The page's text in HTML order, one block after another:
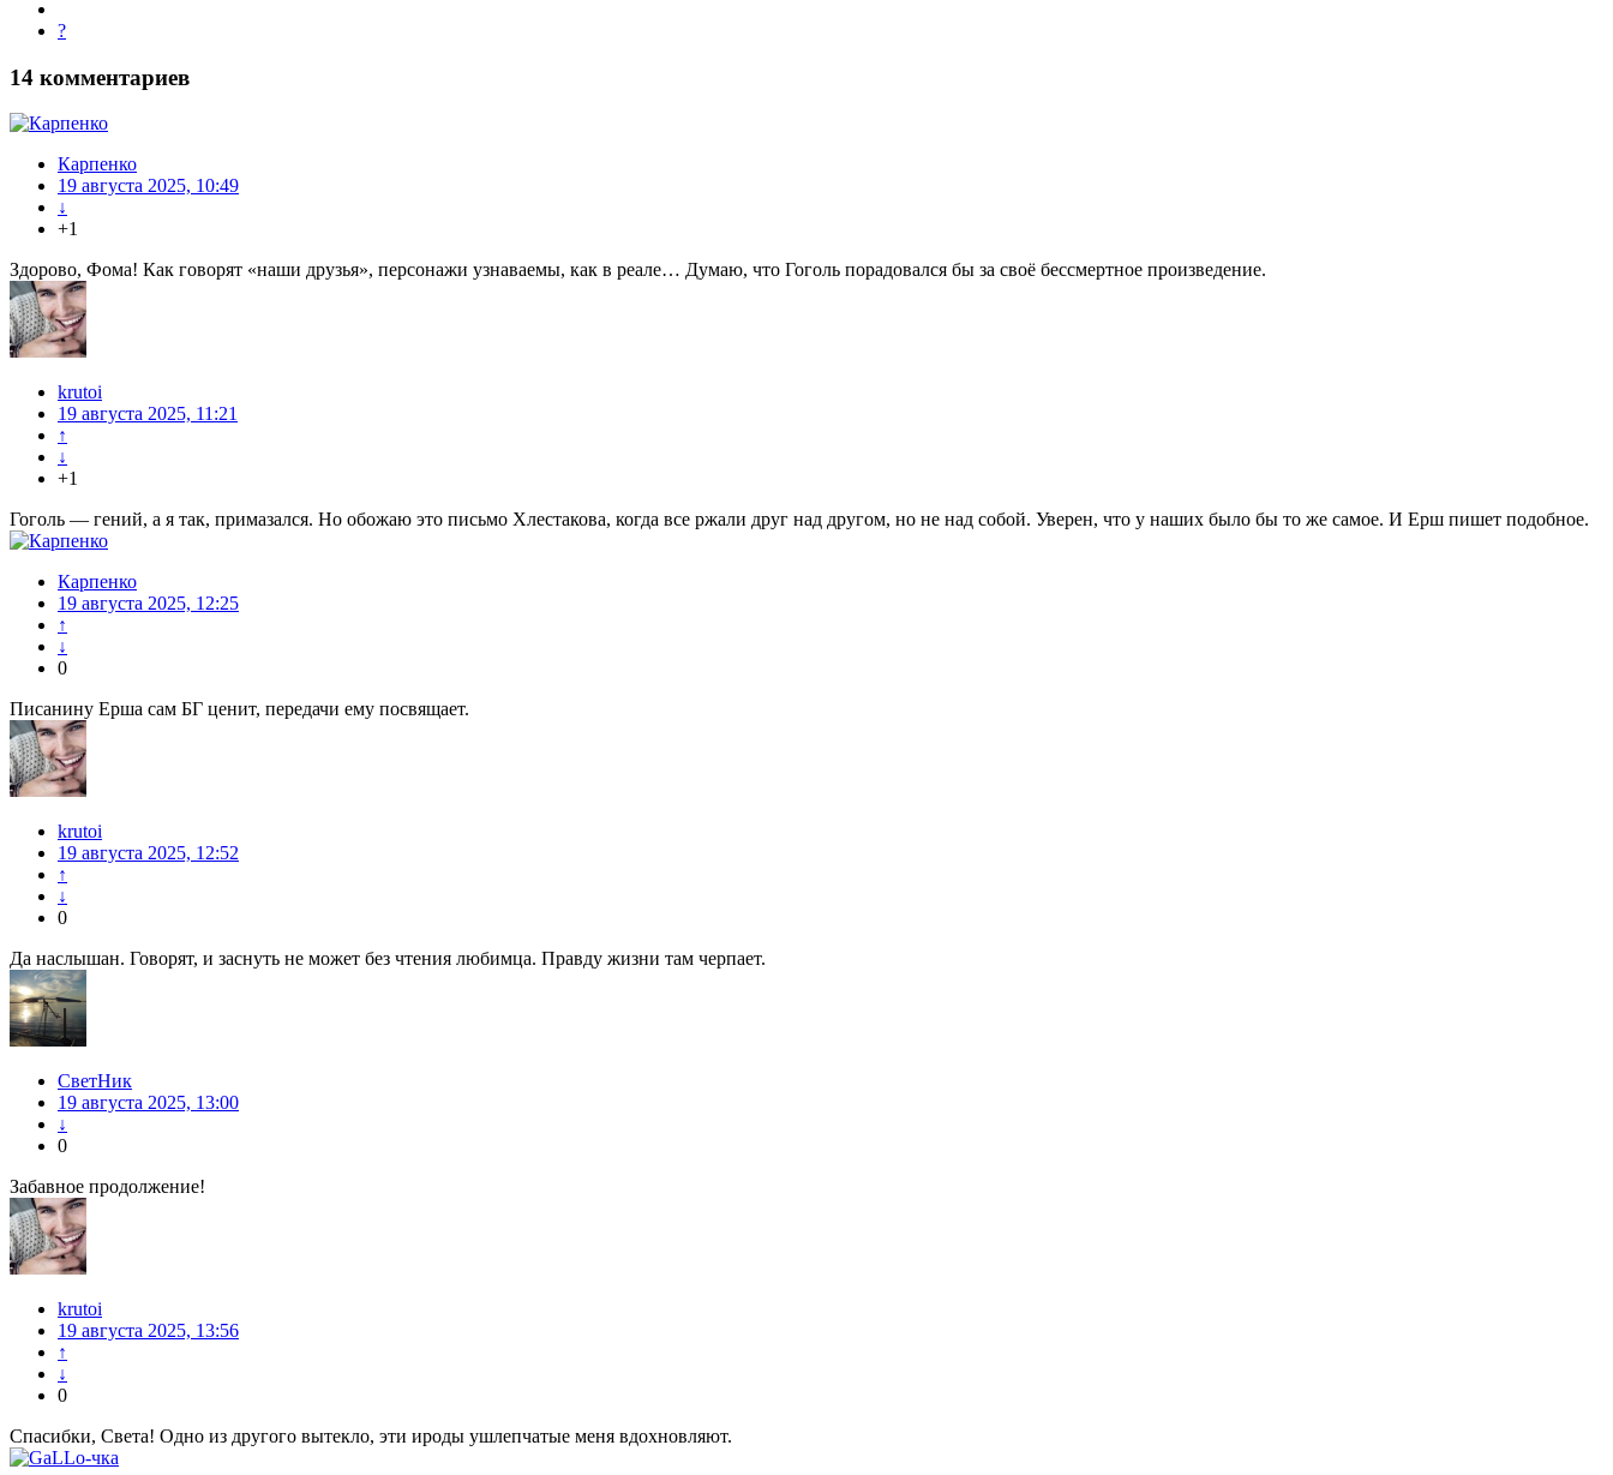
?
14 комментариев
Карпенко
19 августа 2025, 10:49
↓
+1
Здорово, Фома! Как говорят «наши друзья», персонажи узнаваемы, как в реале… Думаю, что Гоголь порадовался бы за своё бессмертное произведение.
krutoi
19 августа 2025, 11:21
↑
↓
+1
Гоголь — гений, а я так, примазался. Но обожаю это письмо Хлестакова, когда все ржали друг над другом, но не над собой. Уверен, что у наших было бы то же самое. И Ерш пишет подобное.
Карпенко
19 августа 2025, 12:25
↑
↓
0
Писанину Ерша сам БГ ценит, передачи ему посвящает.
krutoi
19 августа 2025, 12:52
↑
↓
0
Да наслышан. Говорят, и заснуть не может без чтения любимца. Правду жизни там черпает.
СветНик
19 августа 2025, 13:00
↓
0
Забавное продолжение!
krutoi
19 августа 2025, 13:56
↑
↓
0
Спасибки, Света! Одно из другого вытекло, эти ироды ушлепчатые меня вдохновляют.